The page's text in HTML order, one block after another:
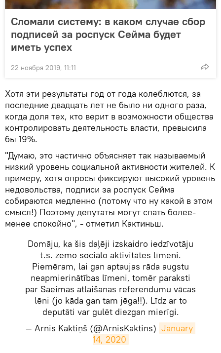
Сломали систему: в каком случае сбор
подписей за роспуск Сейма будет
иметь успех
22 ноября 2019, 11:11
Хотя эти результаты год от года колеблются, за
последние двадцать лет не было ни одного раза,
когда доля тех, кто верит в возможности общества
контролировать деятельность власти, превысила
бы 19%.
"Думаю, это частично объясняет так называемый
низкий уровень социальной активности жителей. К
примеру, хотя опросы фиксируют высокий уровень
недовольства, подписи за роспуск Сейма
собираются медленно (потому что ну какой в этом
смысл!) Поэтому депутаты могут спать более-
менее спокойно", - отметил Кактиньш.
Domāju, ka šis daļēji izskaidro iedzīvotāju
t.s. zemo sociālo aktivitātes līmeni.
Piemēram, lai gan aptaujas rāda augstu
neapmierinātības līmeni, tomēr paraksti
par Saeimas atlaišanas referendumu vācas
lēni (jo kāda gan tam jēga!!). Līdz ar to
deputāti var gulēt diezgan mierīgi.
— Arnis Kaktiņš (@ArnisKaktins) January
14, 2020